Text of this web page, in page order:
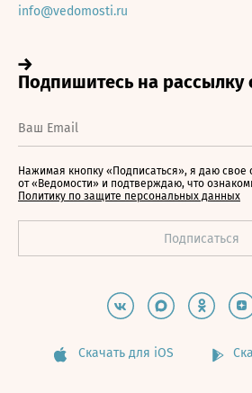
info@vedomosti.ru
Нажимая кнопку «Подписаться», я даю свое
от «Ведомости» и подтверждаю, что
Политику по защите персональных данных
Скачать для iOS